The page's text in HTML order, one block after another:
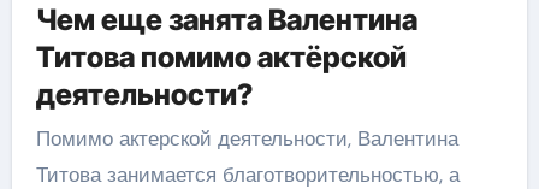
Чем еще занята Валентина
Титова помимо актёрской
деятельности?
Помимо актерской деятельности, Валентина
Титова занимается благотворительностью, а